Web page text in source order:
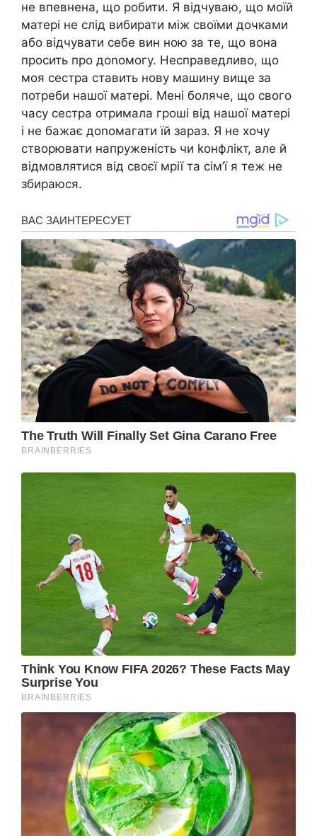
не впевнена, що робити. Я відчуваю, що моїй
матері не слід вибирати між своїми дочками
або відчувати себе вин ною за те, що вона
просить про доnомогу. Несправедливо, що
моя сестра ставить нову машину вище за
потреби нашої матері. Мені боляче, що свого
часу сестра отримала гроші від нашої матері
і не бажає доnомагати їй зараз. Я не хочу
створювати напруженість чи kонфлікт, але й
відмовлятися від своєї мрії та сім’ї я теж не
збираюся.